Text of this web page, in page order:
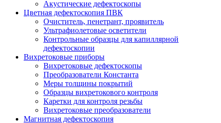
Акустические дефектоскопы
Цветная дефектоскопия ПВК
Очиститель, пенетрант, проявитель
Ультрафиолетовые осветители
Контрольные образцы для капиллярной
дефектоскопии
Вихретоковые приборы
Вихретоковые дефектоскопы
Преобразователи Константа
Меры толщины покрытий
Образцы вихретокового контроля
Каретки для контроля резьбы
Вихретоковые преобразователи
Магнитная дефектоскопия